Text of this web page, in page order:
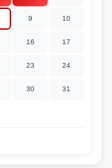
9 10
16 17
23 24
30 31